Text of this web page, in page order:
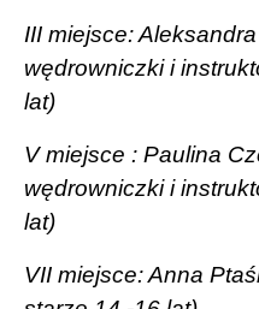
III miejsce:
wędrowniczki i
lat)
V miejsce : Paulina
wędrowniczki i
lat)
VII miejsce: Anna